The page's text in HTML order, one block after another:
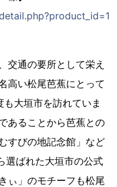
交通の要所として栄え
高い松尾芭蕉にとって
大垣市を訪れていま
あることから芭蕉との
すびの地記念館」など
選ばれた大垣市の公式
ぃ」のモチーフも松尾